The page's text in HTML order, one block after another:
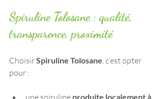
Spiruline Tolosane : qualité,
transparence, proximité
Choisir Spiruline Tolosane, c’est opter
pour :
produite localement à